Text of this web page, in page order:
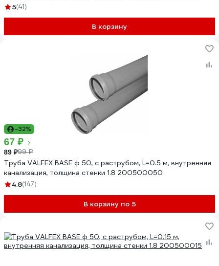
5(41)
В корзину
-32%
67 ₽
89 ₽99 ₽
Труба VALFEX BASE ф 50, с раструбом, L=0.5 м, внутренняя
канализация, толщина стенки 1.8 200500050
4.8(147)
В корзину по 5